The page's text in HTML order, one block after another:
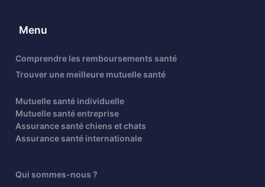
Menu
Comprendre les remboursements santé
Trouver une meilleure mutuelle santé
Mutuelle santé individuelle
Mutuelle santé entreprise
Assurance santé chiens et chats
Assurance santé internationale
Qui sommes-nous ?